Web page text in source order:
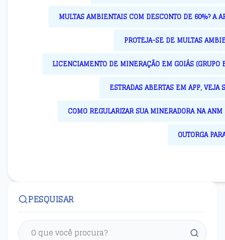
MULTAS AMBIENTAIS COM DESCONTO DE 60%? A
PROTEJA-SE DE MULTAS
LICENCIAMENTO DE MINERAÇÃO EM GOIÁS
ESTRADAS ABERTAS EM APP,
COMO REGULARIZAR SUA MINERADORA NA
OUTORGA
PESQUISAR